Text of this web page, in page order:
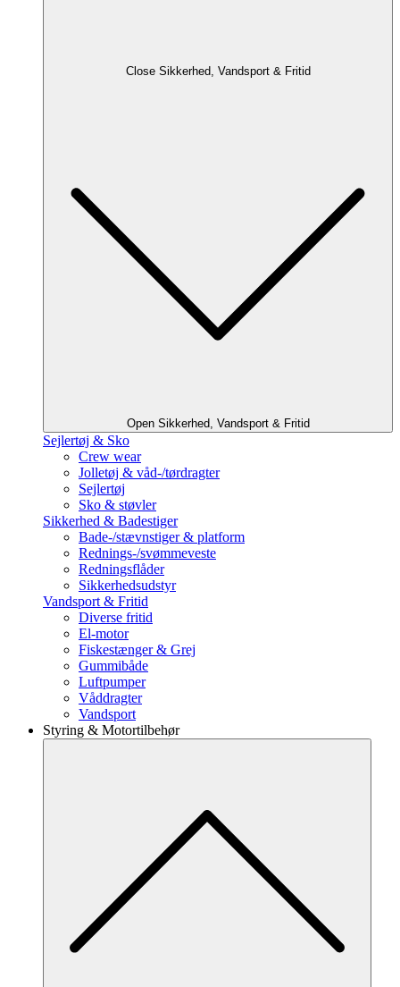
Close Sikkerhed, Vandsport & Fritid
Open Sikkerhed, Vandsport & Fritid
Sejlertøj & Sko
Crew wear
Jolletøj & våd-/tørdragter
Sejlertøj
Sko & støvler
Sikkerhed & Badestiger
Bade-/stævnstiger & platform
Rednings-/svømmeveste
Redningsflåder
Sikkerhedsudstyr
Vandsport & Fritid
Diverse fritid
El-motor
Fiskestænger & Grej
Gummibåde
Luftpumper
Våddragter
Vandsport
Styring & Motortilbehør